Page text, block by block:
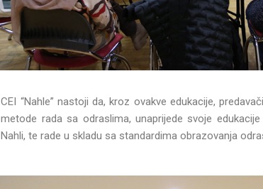
CEI “Nahle” nastoji da, kroz ovakve edukacije,
metode rada sa odraslima, unaprijede svoje
Nahli, te rade u skladu sa standardima obrazovanja